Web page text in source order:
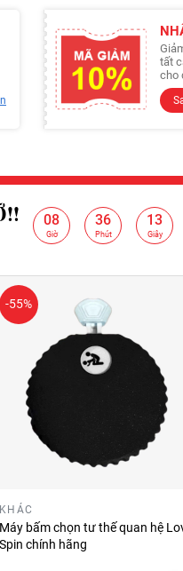
tất
cho
08
Giờ
36
Phút
11
Giây
Giảm 10% cho đơn
-55%
KHÁC
Máy bấm chọn tư thế quan hệ
Spin chính hãng